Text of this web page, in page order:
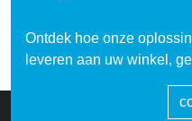
Ontdek hoe onze
leveren aan uw winkel,